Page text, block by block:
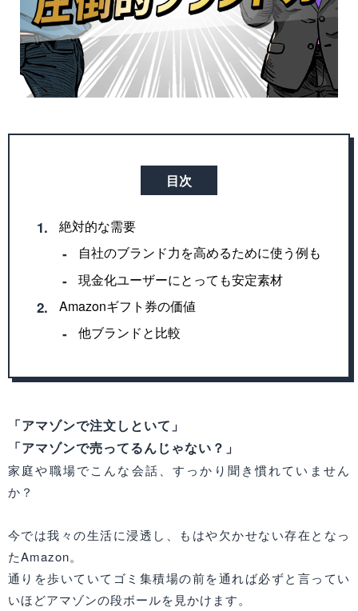
目次
1. 絶対的な需要
‐ 自社のブランド力を高めるために使う例も
‐ 現金化ユーザーにとっても安定素材
2. Amazonギフト券の価値
‐ 他ブランドと比較
「アマゾンで注文しといて」
「アマゾンで売ってるんじゃない？」
家庭や職場でこんな会話、すっかり聞き慣れていません
か？
今では我々の生活に浸透し、もはや欠かせない存在となっ
たAmazon。
通りを歩いていてゴミ集積場の前を通れば必ずと言ってい
いほどアマゾンの段ボールを見かけます。